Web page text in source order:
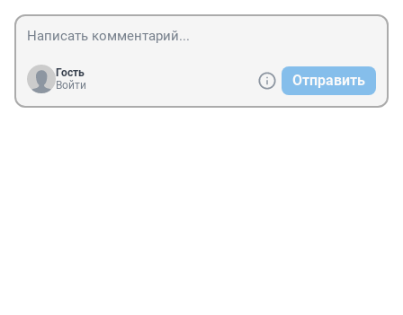
Гость
Войти
Отправить